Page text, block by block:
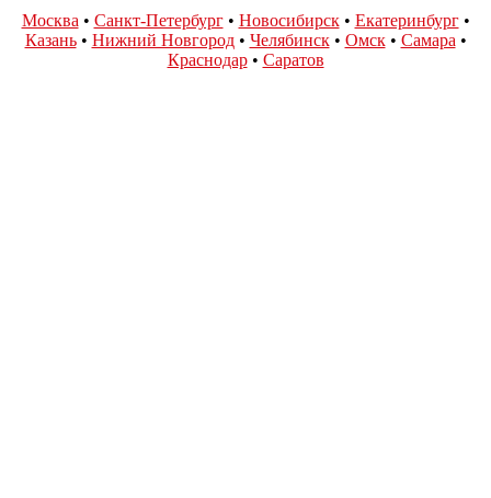
Москва • Санкт-Петербург• Новосибирск• Екатеринбург•
Казань• Нижний Новгород• Челябинск• Омск• Самара •
Краснодар• Саратов